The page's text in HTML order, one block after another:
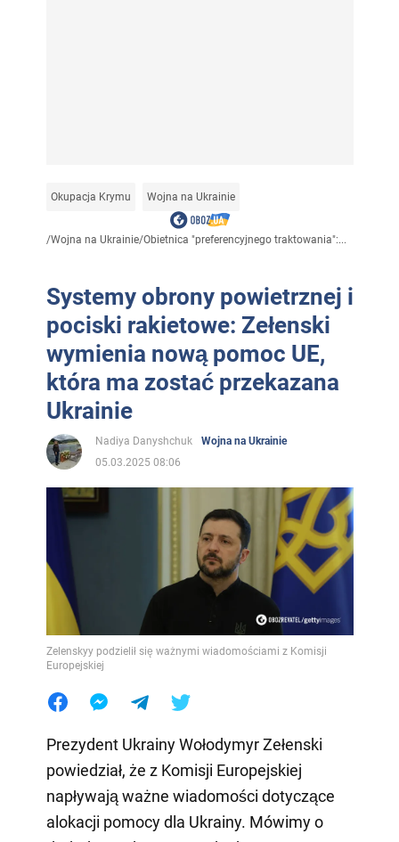
Okupacja Krymu Wojna na Ukrainie
/Wojna na Ukrainie/Obietnica "preferencyjnego traktowania":...
Systemy obrony powietrznej i
pociski rakietowe: Zełenski
wymienia nową pomoc UE,
która ma zostać przekazana
Ukrainie
Nadiya Danyshchuk
Wojna na Ukrainie
05.03.2025 08:06
Zelenskyy podzielił się ważnymi wiadomościami z Komisji
Europejskiej
Prezydent Ukrainy Wołodymyr Zełenski
powiedział, że z Komisji Europejskiej
napływają ważne wiadomości dotyczące
alokacji pomocy dla Ukrainy. Mówimy o